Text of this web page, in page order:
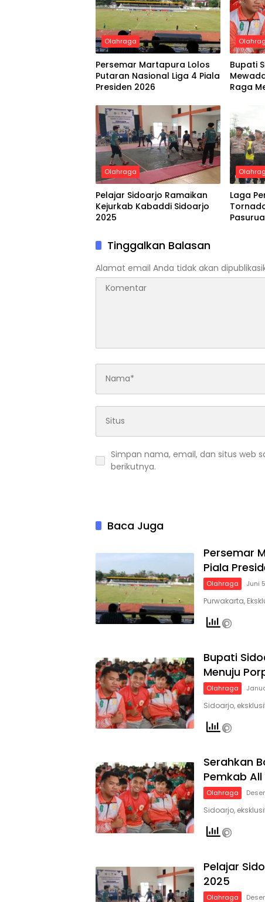
Olahraga
Persemar Martapura Lolos
Putaran Nasional Liga 4 Piala
Presiden 2026
Bupati
Raga
Olahraga
Pelajar Sidoarjo Ramaikan
Kejurkab Kabaddi Sidoarjo
2025
Laga
Tinggalkan Balasan
Alamat email Anda tidak akan
Simpan nama, email, dan situs web
berikutnya.
Baca Juga
Persemar
Piala
Olahraga Juni
Purwakarta,
Bupati
Menuju
Olahraga
Sidoarjo,
Serahkan
Pemkab
Olahraga
Sidoarjo,
Pelajar
2025
Olahraga